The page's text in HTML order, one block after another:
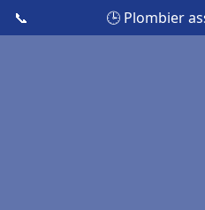
📞 🕒 Plombier